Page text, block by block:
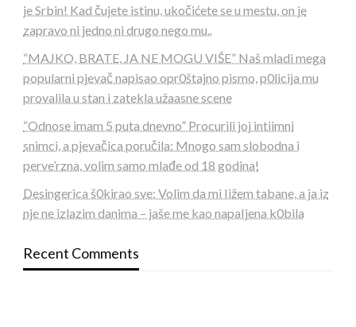
je Srbin! Kad čujete istinu, ukočićete se u mestu, on je
zapravo ni jedno ni drugo nego mu..
“MAJKO, BRATE, JA NE MOGU VIŠE” Naš mladi mega
popularni pjevač napisao opr0štajno pismo, p0licija mu
provalila u stan i zatekla užaasne scene
“Odnose imam 5 puta dnevno” Procurili joj intiimni
snimci, a pjevačica poručila: Mnogo sam slobodna i
perve’rzna, volim samo mlađe od 18 godina!
Desingerica š0kirao sve: Volim da mi Iižem tabane, a ja iz
nje ne izlazim danima – jaše me kao napaIjena k0bila
Recent Comments